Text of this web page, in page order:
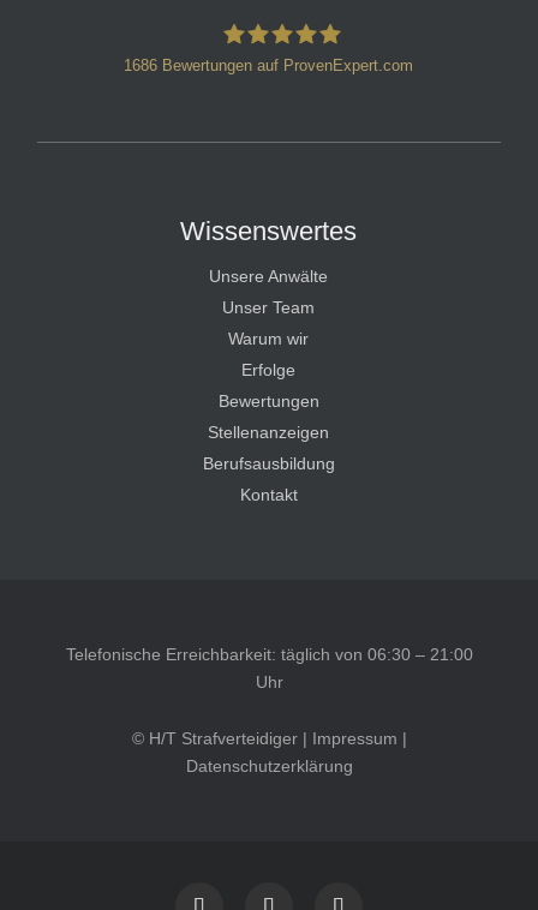
1686 Bewertungen auf ProvenExpert.com
Wissenswertes
Unsere Anwälte
Unser Team
Warum wir
Erfolge
Bewertungen
Stellenanzeigen
Berufsausbildung
Kontakt
Telefonische Erreichbarkeit: täglich von 06:30 – 21:00
Uhr
© H/T Strafverteidiger | Impressum |
Datenschutzerklärung